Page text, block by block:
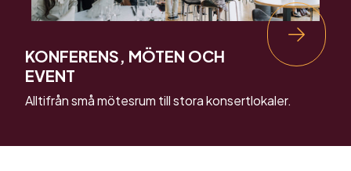
KONFERENS, MÖTEN OCH
EVENT
Alltifrån små mötesrum till stora konsertlokaler.